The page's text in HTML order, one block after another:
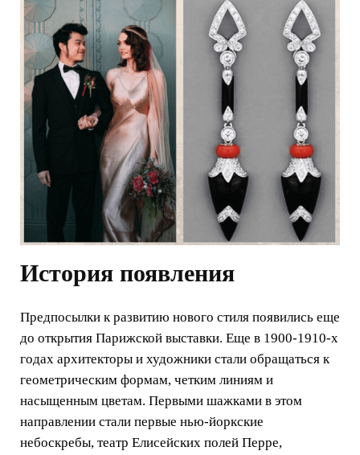
История появления
Предпосылки к развитию нового стиля появились еще
до открытия Парижской выставки. Еще в 1900-1910-х
годах архитекторы и художники стали обращаться к
геометрическим формам, четким линиям и
насыщенным цветам. Первыми шажками в этом
направлении стали первые нью-йоркские
небоскребы, театр Елисейских полей Перре,